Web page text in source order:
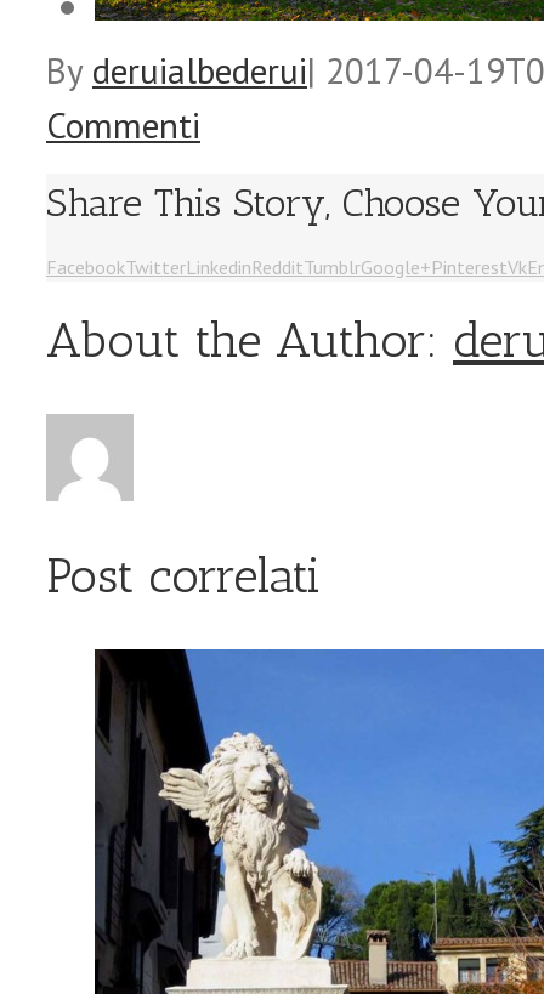
By deruialbederui| 2017-04-
Commenti
Share This Story, Choose
FacebookTwitterLinkedinRedditTumblrGoogle+PinterestVk
About the Author:
Post correlati